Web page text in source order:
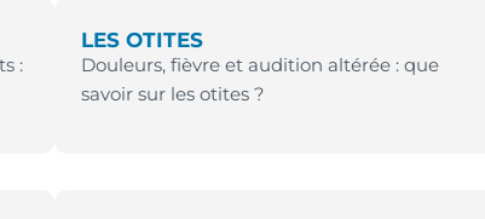
:
LES OTITES
Douleurs, fièvre et audition altérée : que
savoir sur les otites ?